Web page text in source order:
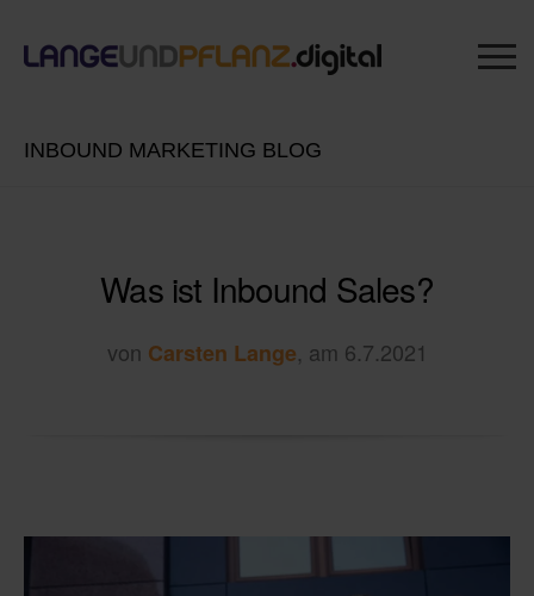
INBOUND MARKETING BLOG
Was ist Inbound Sales?
von Carsten Lange, am 6.7.2021